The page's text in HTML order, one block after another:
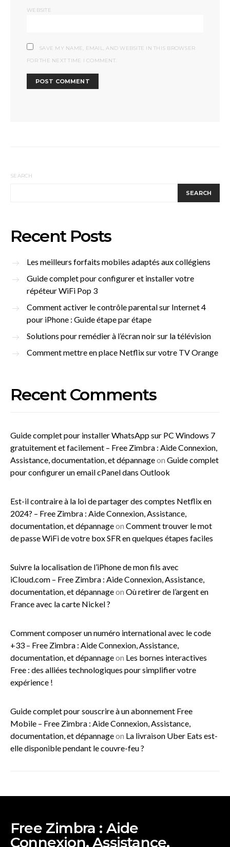
WEBSITE
SAVE MY NAME, EMAIL, AND WEBSITE IN THIS BROWSER
FOR THE NEXT TIME I COMMENT.
SEARCH
SEARCH
Recent Posts
Les meilleurs forfaits mobiles adaptés aux collégiens
Guide complet pour configurer et installer votre
répéteur WiFi Pop 3
Comment activer le contrôle parental sur Internet 4
pour iPhone : Guide étape par étape
Solutions pour remédier à l’écran noir sur la télévision
Comment mettre en place Netflix sur votre TV Orange
Recent Comments
Guide complet pour installer WhatsApp sur PC Windows 7
gratuitement et facilement – Free Zimbra : Aide Connexion,
Assistance, documentation, et dépannageon Guide complet
pour configurer un email cPanel dans Outlook
Est-il contraire à la loi de partager des comptes Netflix en
2024? – Free Zimbra : Aide Connexion, Assistance,
documentation, et dépannageon Comment trouver le mot
de passe WiFi de votre box SFR en quelques étapes faciles
Suivre la localisation de l’iPhone de mon fils avec
iCloud.com – Free Zimbra : Aide Connexion, Assistance,
documentation, et dépannageon Où retirer de l’argent en
France avec la carte Nickel ?
Comment composer un numéro international avec le code
+33 – Free Zimbra : Aide Connexion, Assistance,
documentation, et dépannageon Les bornes interactives
Free : des alliées technologiques pour simplifier votre
expérience !
Guide complet pour souscrire à un abonnement Free
Mobile – Free Zimbra : Aide Connexion, Assistance,
documentation, et dépannageon La livraison Uber Eats est-
elle disponible pendant le couvre-feu ?
Free Zimbra : Aide
Connexion, Assistance,